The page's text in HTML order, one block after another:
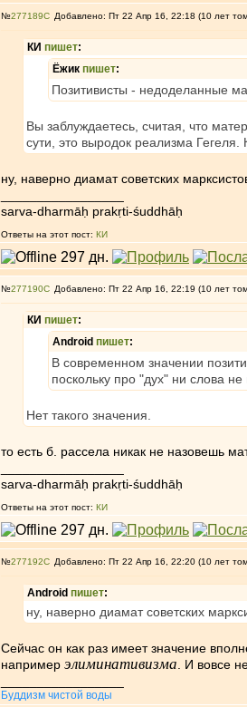
№277189 Добавлено: Пт 22 Апр 16, 22:18 (10 лет
КИ пишет:
Ёжик пишет:
Позитивисты - недоделанные
Вы заблуждаетесь, считая, что
сути, это выродок реализма Гегеля.
ну, наверно диамат советских
sarva-dharmāḥ prakṛti-śuddhāḥ
Ответы на этот пост: КИ
№277190 Добавлено: Пт 22 Апр 16, 22:19 (10 лет
КИ пишет:
Android пишет:
В современном значении
поскольку про "дух" ни слова не
Нет такого значения.
то есть б. рассела никак не назовешь
sarva-dharmāḥ prakṛti-śuddhāḥ
Ответы на этот пост: КИ
№277192 Добавлено: Пт 22 Апр 16, 22:20 (10 лет
Android пишет:
ну, наверно диамат советских
Сейчас он как раз имеет значение
например элиминативизма . И вовсе
Буддизм чистой воды